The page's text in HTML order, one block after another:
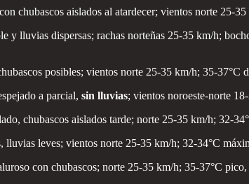
chubascos aislados al atardecer; vientos norte 25-
y lluvias dispersas; rachas norteñas 25-35 km/h;
posibles; vientos norte 25-35 km/h; 35-
a parcial, sin lluvias; vientos noroeste-norte
chubascos aislados tarde; norte 25-35 km/h; 32-
lluvias leves; vientos norte 25-35 km/h; 32-34°C
con chubascos; norte 25-35 km/h; 35-37°C